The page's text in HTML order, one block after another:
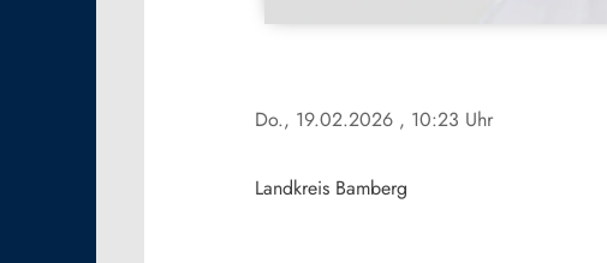
Do., 19.02.2026 , 10:23 Uhr
Landkreis Bamberg